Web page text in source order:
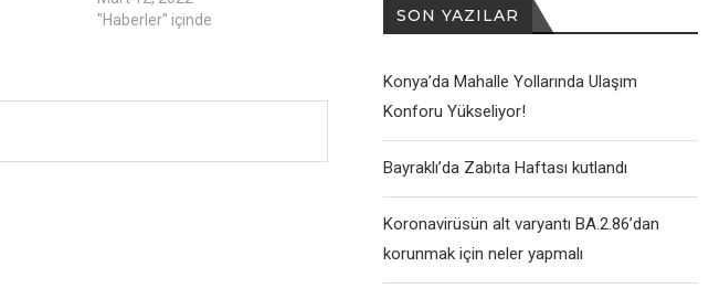
"Haberler" içinde
SON YAZILAR
Konya’da Mahalle Yollarında Ulaşım
Konforu Yükseliyor!
Bayraklı’da Zabıta Haftası kutlandı
Koronavirüsün alt varyantı BA.2.86’dan
korunmak için neler yapmalı